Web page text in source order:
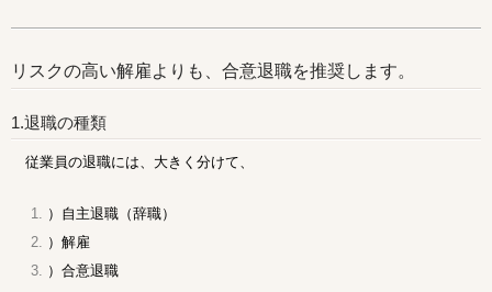
リスクの高い解雇よりも、合意退職を推奨します。
1.退職の種類
従業員の退職には、大きく分けて、
）自主退職（辞職）
）解雇
）合意退職